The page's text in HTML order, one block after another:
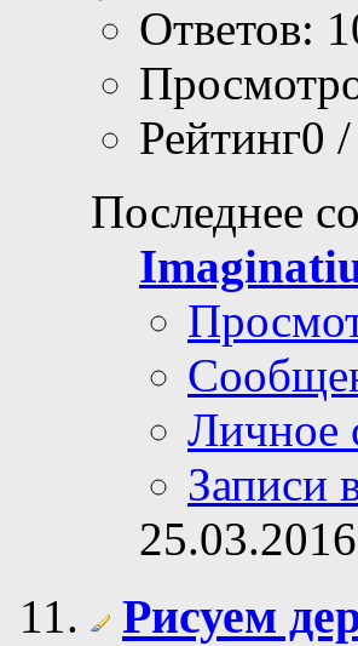
Ответов:
Рейтинг0
Последнее
Личное
Записи
Рисуем